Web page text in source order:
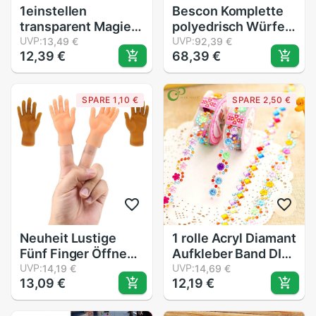
1einstellen
transparent Magie
Stift Unsichtbare
Tinte Langsam
Verschwinden
Verschwinden Üben
PenJoke Spielzeug
UVP:13,49 €
12,39 €
Bescon Komplette
polyedrisch Würfel
einstellen 13 stücke
D3-D 100, 100
Seiten Würfel
einstellen
undurchsichtig
Weiß
UVP:92,39 €
68,39 €
SPARE 1,10 €
Neuheit Lustige
Fünf Finger Öffnen
Handflächen und
Finger einstellen
von Spielzeug Um
UVP:14,19 €
13,09 €
SPARE 2,50 €
1 rolle Acryl Diamant
Aufkleber Band DIY
Handgemachte
Handwerk und
Kunst Spielzeug
UVP:14,69 €
12,19 €